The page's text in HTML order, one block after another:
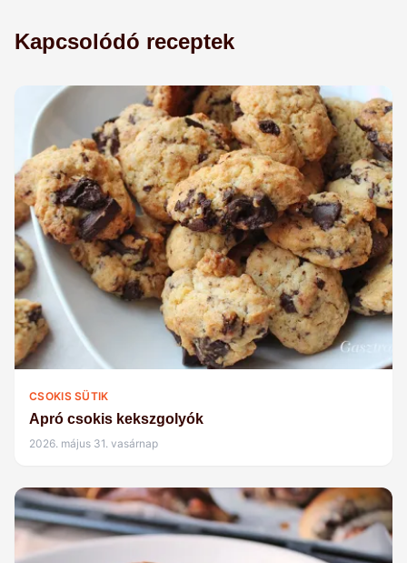
Kapcsolódó receptek
CSOKIS SÜTIK
Apró csokis kekszgolyók
2026. május 31. vasárnap